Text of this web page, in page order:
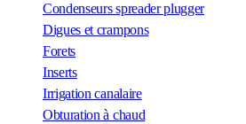
Condenseurs spreader plugger
Digues et crampons
Forets
Inserts
Irrigation canalaire
Obturation à chaud